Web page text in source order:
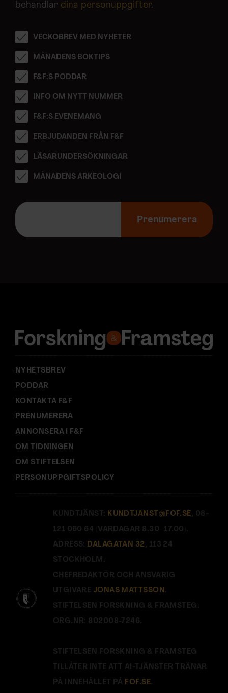
behandlar dina personuppgifter.
VECKOBREV MED NYHETER
MÅNADENS BOKTIPS
F&F:S PODDAR
INFO OM NYTT NUMMER
F&F:S EVENEMANG
ERBJUDANDEN FRÅN F&F
LÄSARUNDERSÖKNINGAR
MÅNADENS ARKEOLOGI
E
p
s
:
Prenumerera
NYHETSBREV
PODDAR
KONTAKTA F&F
PRENUMERERA
ANNONSERA I F&F
OM TIDNINGEN
OM STIFTELSEN
PERSONUPPGIFTSPOLICY
KUNDTJÄNST: KUNDTJANST@FOF.SE , 08-
121 060 64 (VARDAGAR 8.30–17.00).
ADRESS: DALAGATAN 32 , 113 24
STOCKHOLM.
CHEFREDAKTÖR OCH ANSVARIG
UTGIVARE JONAS MATTSSON.
STIFTELSEN FORSKNING & FRAMSTEG.
ORG.NR: 802008-7246.
STIFTELSEN FORSKNING & FRAMSTEG
TILLÅTER INTE ATT AI-TJÄNSTER TRÄNAR
PÅ INNEHÅLLET PÅ FOF.SE.